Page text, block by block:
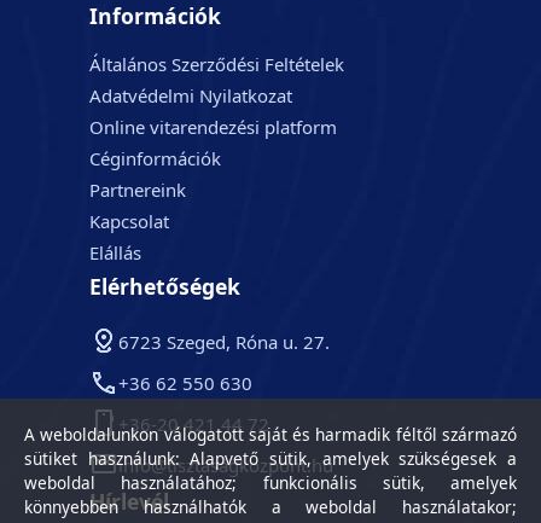
Információk
Általános Szerződési Feltételek
Adatvédelmi Nyilatkozat
Online vitarendezési platform
Céginformációk
Partnereink
Kapcsolat
Elállás
Elérhetőségek
6723 Szeged, Róna u. 27.
+36 62 550 630
+36-20 421 44 72
info@tisztasagkozpont.hu
Hírlevél
A weboldalunkon válogatott saját és harmadik féltől származó
sütiket használunk: Alapvető sütik, amelyek szükségesek a
weboldal használatához; funkcionális sütik, amelyek
könnyebben használhatók a weboldal használatakor;